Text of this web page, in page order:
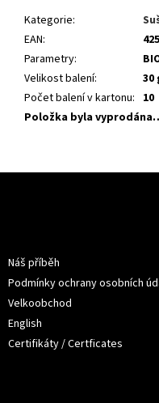
Kategorie:
EAN:
Parametry:
Velikost balení:
30
Počet balení v kartonu: 10
Položka byla
Náš příběh
Podmínky ochrany osobních
Velkoobchod
English
Certifikáty / Certficates